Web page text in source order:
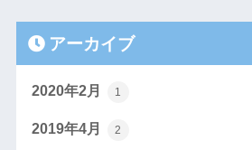
アーカイブ
2020年2月 1
2019年4月 2